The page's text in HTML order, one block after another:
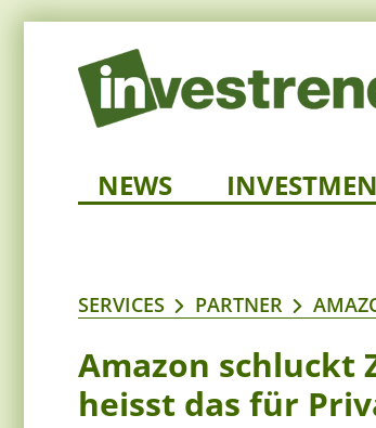
NEWS
SERVICES PARTNER
Amazon schluckt
heisst das für